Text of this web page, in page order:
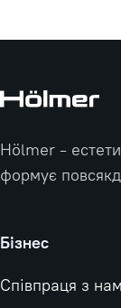
Hölmer -
формує
Бізнес
Співпраця з